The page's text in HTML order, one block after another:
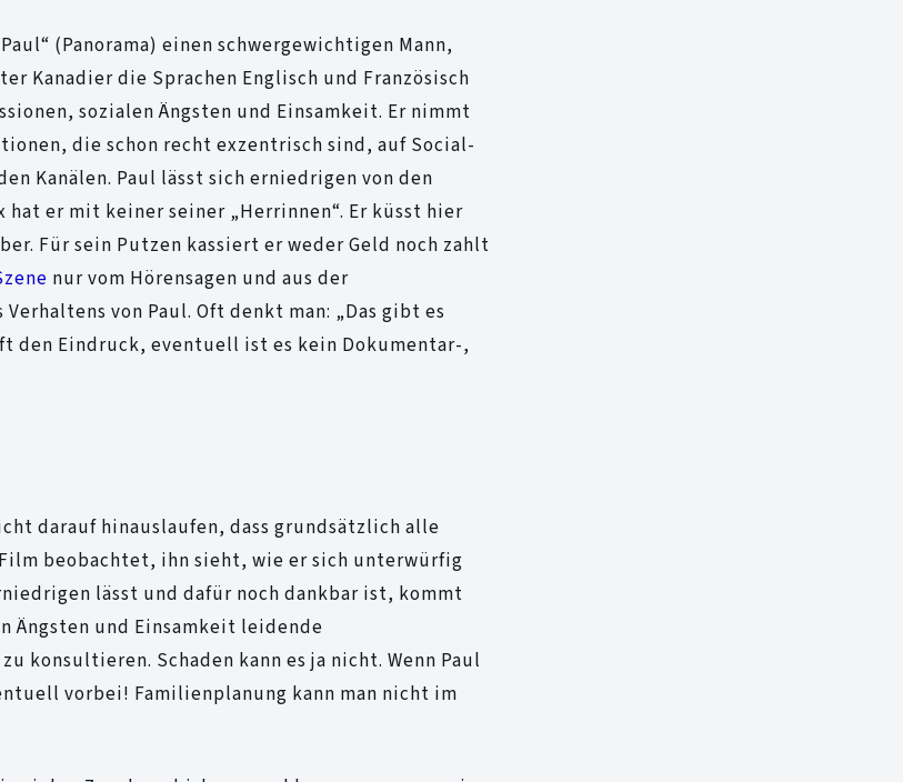
(Panorama) einen schwergewichtigen Mann,
Kanadier die Sprachen Englisch und Französisch
sozialen Ängsten und Einsamkeit. Er nimmt
die schon recht exzentrisch sind, auf Social-
Kanälen. Paul lässt sich erniedrigen von den
er mit keiner seiner „Herrinnen“. Er küsst hier
Für sein Putzen kassiert er weder Geld noch zahlt
nur vom Hörensagen und aus der
von Paul. Oft denkt man: „Das gibt es
den Eindruck, eventuell ist es kein Dokumentar-,
darauf hinauslaufen, dass grundsätzlich alle
Film beobachtet, ihn sieht, wie er sich unterwürfig
lässt und dafür noch dankbar ist, kommt
Ängsten und Einsamkeit leidende
konsultieren. Schaden kann es ja nicht. Wenn Paul
vorbei! Familienplanung kann man nicht im